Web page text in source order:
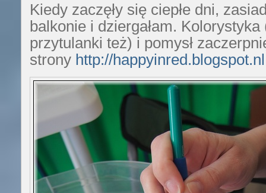
Kiedy zaczęły się ciepłe dni,
balkonie i dziergałam.
przytulanki też) i pomysł
strony http://happyinred.blogspot.nl